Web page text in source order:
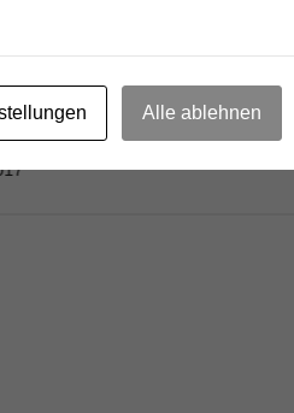
im DRC: OE7AGT
27.
Alle ablehnen